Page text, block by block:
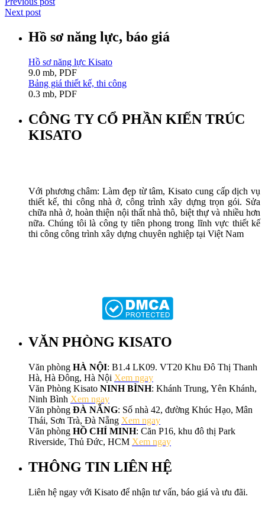
Next post
Hồ sơ năng lực, báo giá
Hồ sơ năng lực Kisato
9.0 mb, PDF
Bảng giá thiết kế, thi công
0.3 mb, PDF
CÔNG TY CỔ PHẦN KIẾN TRÚC
KISATO
Với phương châm: Làm đẹp từ tâm, Kisato cung cấp dịch vụ
thiết kế, thi công nhà ở, công trình xây dựng trọn gói. Sửa
chữa nhà ở, hoàn thiện nội thất nhà thô, biệt thự và nhiều hơn
nữa. Chúng tôi là công ty tiên phong trong lĩnh vực thiết kế
thi công công trình xây dựng chuyên nghiệp tại Việt Nam
VĂN PHÒNG KISATO
Văn phòng HÀ NỘI: B1.4 LK09. VT20 Khu Đô Thị Thanh
Hà, Hà Đông, Hà Nội Xem ngay
Văn Phòng Kisato NINH BÌNH: Khánh Trung, Yên Khánh,
Ninh Bình Xem ngay
Văn phòng ĐÀ NẴNG: Số nhà 42, đường Khúc Hạo, Mân
Thái, Sơn Trà, Đà Nẵng Xem ngay
Văn phòng HỒ CHÍ MINH: Căn P16, khu đô thị Park
Riverside, Thủ Đức, HCM Xem ngay
THÔNG TIN LIÊN HỆ
Liên hệ ngay với Kisato để nhận tư vấn, báo giá và ưu đãi.